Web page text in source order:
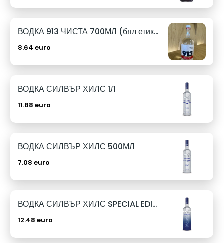
ВОДКА 913 ЧИСТА 700МЛ (бял етикет)
8.64 euro
ВОДКА СИЛВЪР ХИЛС 1Л
11.88 euro
ВОДКА СИЛВЪР ХИЛС 500МЛ
7.08 euro
ВОДКА СИЛВЪР ХИЛС SPECIAL EDITION 1Л
12.48 euro